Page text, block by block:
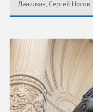
Данилкин, Сергей